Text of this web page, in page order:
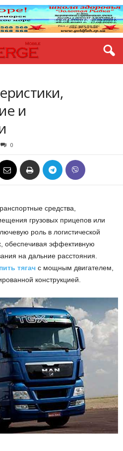
и
0
средства,
грузовых прицепов или
роль в логистической
обеспечивая эффективную
на дальние расстояния.
тягач с мощным двигателем,
конструкцией.